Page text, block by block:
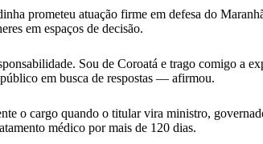
prometeu atuação firme em defesa do
em espaços de decisão.
Sou de Coroatá e trago comigo a
em busca de respostas — afirmou.
o cargo quando o titular vira ministro,
médico por mais de 120 dias.